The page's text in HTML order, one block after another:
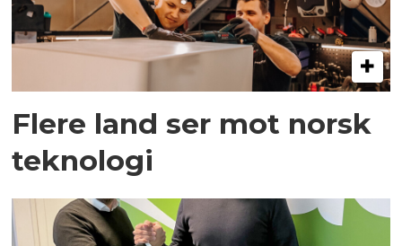
Flere land ser mot norsk
teknologi